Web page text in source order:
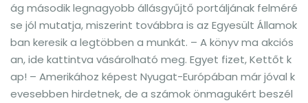
ág második legnagyobb állásgyűjtő portáljának felméré
se jól mutatja, miszerint továbbra is az Egyesült Államok
ban keresik a legtöbben a munkát. – A könyv ma akciós
an, ide kattintva vásárolható meg. Egyet fizet, Kettőt k
ap! – Amerikához képest Nyugat-Európában már jóval k
evesebben hirdetnek, de a számok önmagukért beszél